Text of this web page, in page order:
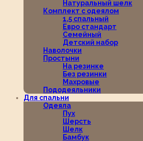
Натуральный шелк
Комплект с одеялом
1,5 спальный
Евро стандарт
Семейный
Детский набор
Наволочки
Простыни
На резинке
Без резинки
Махровые
Пододеяльники
Для спальни
Одеяла
Пух
Шерсть
Шелк
Бамбук